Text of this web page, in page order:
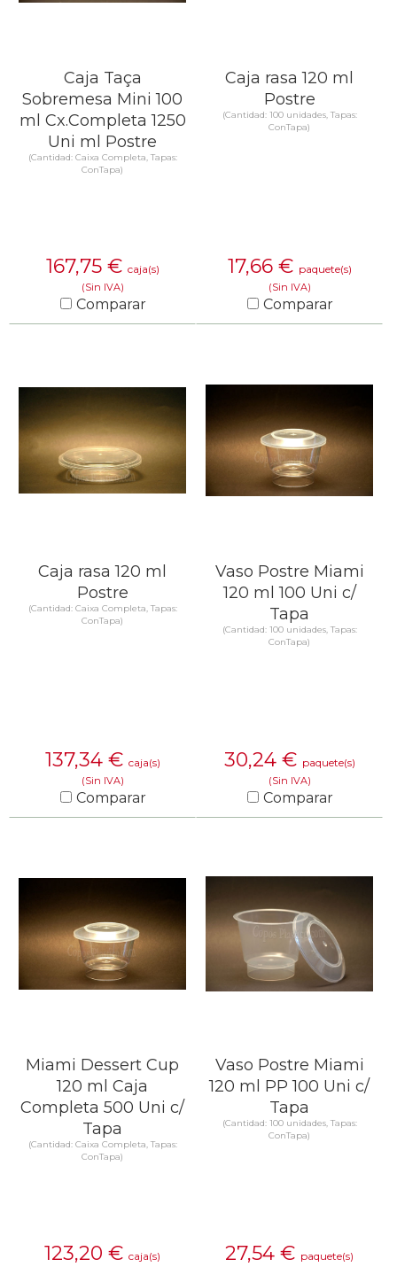
Caja Taça
Sobremesa Mini 100
ml Cx.Completa 1250
Uni ml Postre
(Cantidad: Caixa Completa, Tapas:
ConTapa)
167,75 € caja(s)
(Sin IVA)
Comparar
Caja rasa 120 ml
Postre
(Cantidad: 100 unidades, Tapas:
ConTapa)
17,66 € paquete(s)
(Sin IVA)
Comparar
Caja rasa 120 ml
Postre
(Cantidad: Caixa Completa, Tapas:
ConTapa)
137,34 € caja(s)
(Sin IVA)
Comparar
Vaso Postre Miami
120 ml 100 Uni c/
Tapa
(Cantidad: 100 unidades, Tapas:
ConTapa)
30,24 € paquete(s)
(Sin IVA)
Comparar
Miami Dessert Cup
120 ml Caja
Completa 500 Uni c/
Tapa
(Cantidad: Caixa Completa, Tapas:
ConTapa)
123,20 € caja(s)
Vaso Postre Miami
120 ml PP 100 Uni c/
Tapa
(Cantidad: 100 unidades, Tapas:
ConTapa)
27,54 € paquete(s)